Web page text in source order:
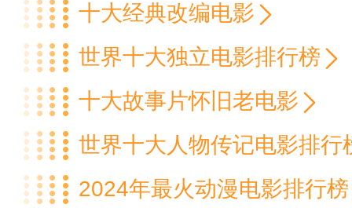
十大经典改编电影
世界十大独立电影排行榜
十大故事片怀旧老电影
世界十大人物传记电影排行
2024年最火动漫电影排行榜